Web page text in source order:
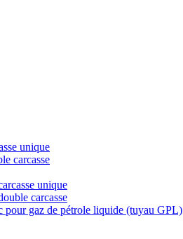
unique
carcasse
unique
carcasse
pour gaz de pétrole liquide (tuyau GPL)